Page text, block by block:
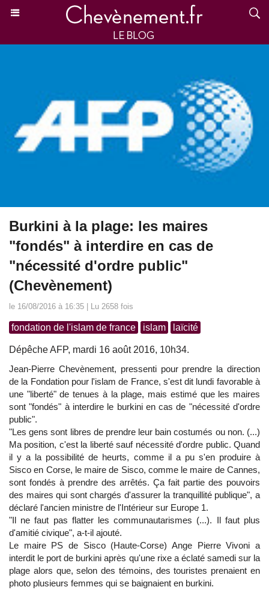
Burkini à la plage: les maires
"fondés" à interdire en cas de
"nécessité d'ordre public"
(Chevènement)
le 16/08/2016 à 16:35 | Lu 2658 fois
fondation de l'islam de france islam laïcité
Dépêche AFP, mardi 16 août 2016, 10h34.
Jean-Pierre Chevènement, pressenti pour prendre la direction
de la Fondation pour l'islam de France, s'est dit lundi favorable à
une "liberté" de tenues à la plage, mais estimé que les maires
sont "fondés" à interdire le burkini en cas de "nécessité d'ordre
public".
"Les gens sont libres de prendre leur bain costumés ou non. (...)
Ma position, c'est la liberté sauf nécessité d'ordre public. Quand
il y a la possibilité de heurts, comme il a pu s'en produire à
Sisco en Corse, le maire de Sisco, comme le maire de Cannes,
sont fondés à prendre des arrêtés. Ça fait partie des pouvoirs
des maires qui sont chargés d'assurer la tranquillité publique", a
déclaré l'ancien ministre de l'Intérieur sur Europe 1.
"Il ne faut pas flatter les communautarismes (...). Il faut plus
d'amitié civique", a-t-il ajouté.
Le maire PS de Sisco (Haute-Corse) Ange Pierre Vivoni a
interdit le port de burkini après qu'une rixe a éclaté samedi sur la
plage alors que, selon des témoins, des touristes prenaient en
photo plusieurs femmes qui se baignaient en burkini.